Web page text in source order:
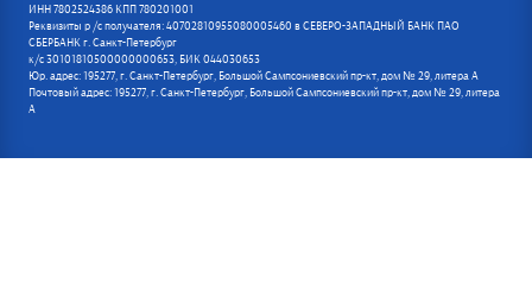
ИНН 7802524386 КПП 780201001
Реквизиты р /с получателя: 40702810955080005460 в СЕВЕРО-ЗАПАДНЫЙ БАНК ПАО
СБЕРБАНК г. Санкт-Петербург
к/с 30101810500000000653, БИК 044030653
Юр. адрес: 195277, г. Санкт-Петербург, Большой Сампсониевский пр-кт, дом № 29, литера А
Почтовый адрес: 195277, г. Санкт-Петербург, Большой Сампсониевский пр-кт, дом № 29, литера
А